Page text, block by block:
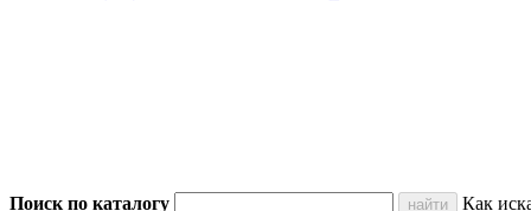
Поиск по каталогу Как